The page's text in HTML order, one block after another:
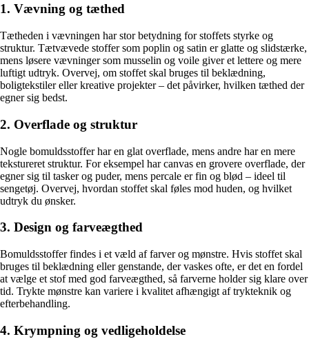
1. Vævning og tæthed
Tætheden i vævningen har stor betydning for stoffets styrke og
struktur. Tætvævede stoffer som poplin og satin er glatte og slidstærke,
mens løsere vævninger som musselin og voile giver et lettere og mere
luftigt udtryk. Overvej, om stoffet skal bruges til beklædning,
boligtekstiler eller kreative projekter – det påvirker, hvilken tæthed der
egner sig bedst.
2. Overflade og struktur
Nogle bomuldsstoffer har en glat overflade, mens andre har en mere
tekstureret struktur. For eksempel har canvas en grovere overflade, der
egner sig til tasker og puder, mens percale er fin og blød – ideel til
sengetøj. Overvej, hvordan stoffet skal føles mod huden, og hvilket
udtryk du ønsker.
3. Design og farveægthed
Bomuldsstoffer findes i et væld af farver og mønstre. Hvis stoffet skal
bruges til beklædning eller genstande, der vaskes ofte, er det en fordel
at vælge et stof med god farveægthed, så farverne holder sig klare over
tid. Trykte mønstre kan variere i kvalitet afhængigt af trykteknik og
efterbehandling.
4. Krympning og vedligeholdelse